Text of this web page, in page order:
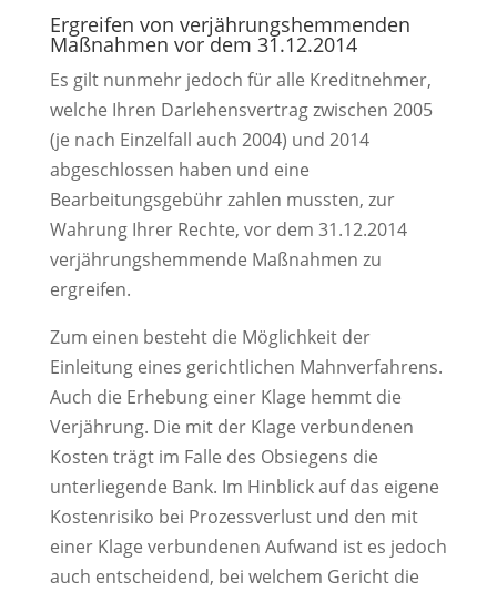
Ergreifen von verjährungshemmenden
Maßnahmen vor dem 31.12.2014
Es gilt nunmehr jedoch für alle Kreditnehmer,
welche Ihren Darlehensvertrag zwischen 2005
(je nach Einzelfall auch 2004) und 2014
abgeschlossen haben und eine
Bearbeitungsgebühr zahlen mussten, zur
Wahrung Ihrer Rechte, vor dem 31.12.2014
verjährungshemmende Maßnahmen zu
ergreifen.
Zum einen besteht die Möglichkeit der
Einleitung eines gerichtlichen Mahnverfahrens.
Auch die Erhebung einer Klage hemmt die
Verjährung. Die mit der Klage verbundenen
Kosten trägt im Falle des Obsiegens die
unterliegende Bank. Im Hinblick auf das eigene
Kostenrisiko bei Prozessverlust und den mit
einer Klage verbundenen Aufwand ist es jedoch
auch entscheidend, bei welchem Gericht die